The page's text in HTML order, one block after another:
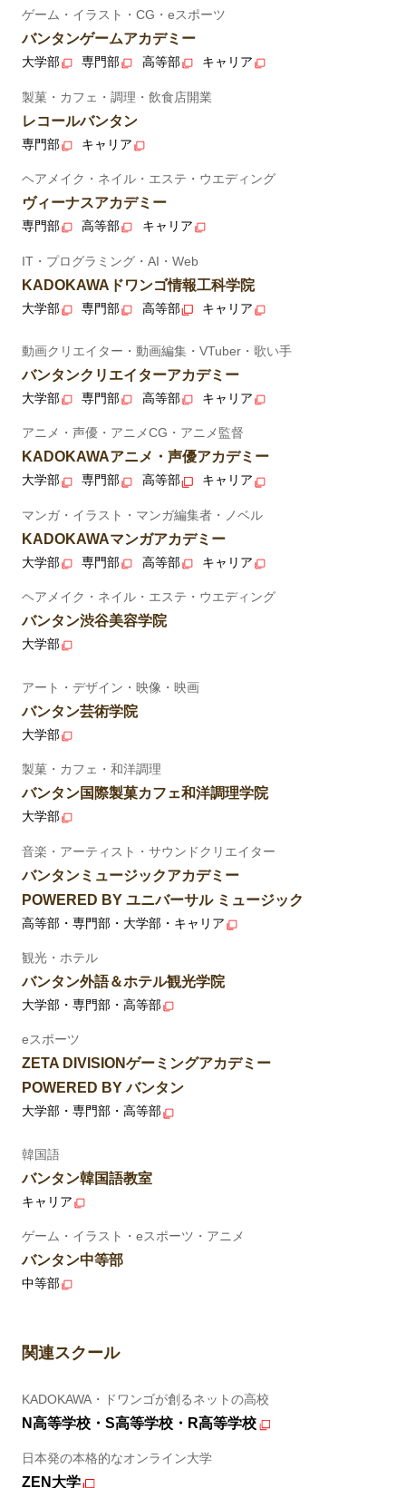
ゲーム・イラスト・CG・eスポーツ
バンタンゲームアカデミー
大学部 専門部 高等部 キャリア
製菓・カフェ・調理・飲食店開業
レコールバンタン
専門部 キャリア
ヘアメイク・ネイル・エステ・ウエディング
ヴィーナスアカデミー
専門部 高等部 キャリア
IT・プログラミング・AI・Web
KADOKAWAドワンゴ情報工科学院
大学部 専門部 高等部 キャリア
動画クリエイター・動画編集・VTuber・歌い手
バンタンクリエイターアカデミー
大学部 専門部 高等部 キャリア
アニメ・声優・アニメCG・アニメ監督
KADOKAWAアニメ・声優アカデミー
大学部 専門部 高等部 キャリア
マンガ・イラスト・マンガ編集者・ノベル
KADOKAWAマンガアカデミー
大学部 専門部 高等部 キャリア
ヘアメイク・ネイル・エステ・ウエディング
バンタン渋谷美容学院
大学部
アート・デザイン・映像・映画
バンタン芸術学院
大学部
製菓・カフェ・和洋調理
バンタン国際製菓カフェ和洋調理学院
大学部
音楽・アーティスト・サウンドクリエイター
バンタンミュージックアカデミー
POWERED BY ユニバーサル ミュージック
高等部・専門部・大学部・キャリア
観光・ホテル
バンタン外語＆ホテル観光学院
大学部・専門部・高等部
eスポーツ
ZETA DIVISIONゲーミングアカデミー
POWERED BY バンタン
大学部・専門部・高等部
韓国語
バンタン韓国語教室
キャリア
ゲーム・イラスト・eスポーツ・アニメ
バンタン中等部
中等部
関連スクール
KADOKAWA・ドワンゴが創るネットの高校
N高等学校・S高等学校・R高等学校
日本発の本格的なオンライン大学
ZEN大学